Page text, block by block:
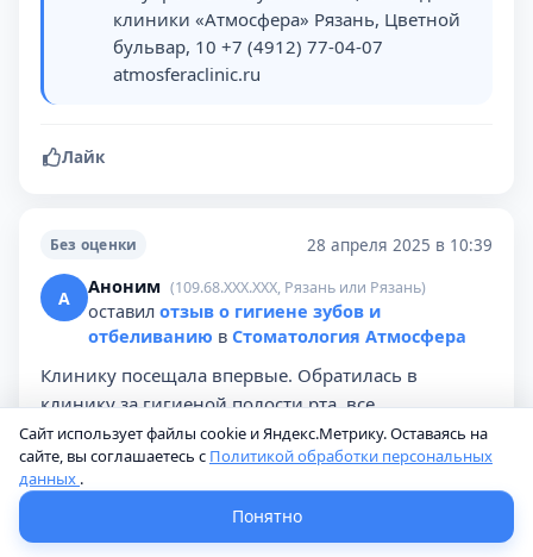
клиники «Атмосфера» Рязань, Цветной
бульвар, 10 +7 (4912) 77-04-07
atmosferaclinic.ru
Лайк
Без оценки 28 апреля 2025 в 10:39
А Аноним (109.68.XXX.XXX, Рязань или Рязань)
оставил отзыв о гигиене зубов и
отбеливанию в Стоматология Атмосфера
Клинику посещала впервые. Обратилась в
клинику за гигиеной полости рта, все
понравилось. Чисто, новое оборудование.
Название Атмосфера говорит само за себя.
Отличный персонал и врачи. Рекомендую.
Хадикова Екатерина 28 апреля 2025
Сайт использует файлы cookie и Яндекс.Метрику. Оставаясь на
сайте, вы соглашаетесь с Политикой обработки персональных
данных .
Понятно